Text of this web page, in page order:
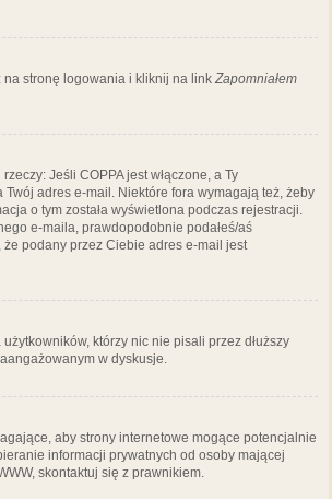
na stronę logowania i kliknij na link Zapomniałem
Jeśli COPPA jest włączone, a Ty
adres e-mail. Niektóre fora wymagają też, żeby
o tym została wyświetlona podczas rejestracji.
e-maila, prawdopodobnie podałeś/aś
podany przez Ciebie adres e-mail jest
którzy nic nie pisali przez dłuższy
w dyskusje.
aby strony internetowe mogące potencjalnie
informacji prywatnych od osoby mającej
skontaktuj się z prawnikiem.